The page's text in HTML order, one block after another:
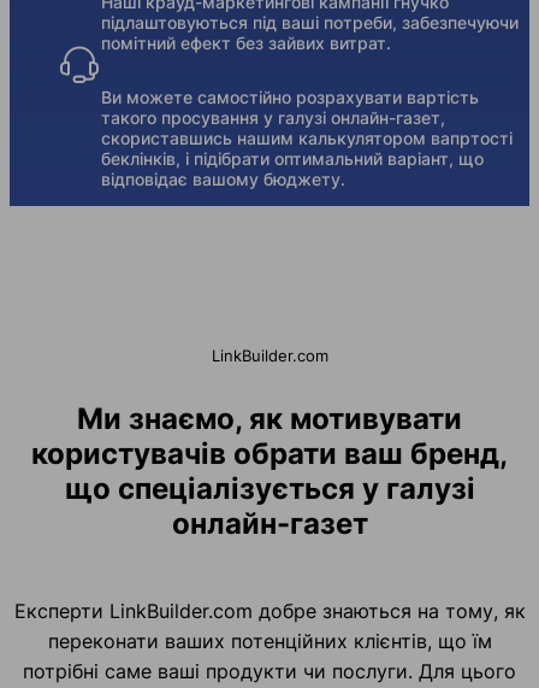
підлаштовуються під ваші потреби, забезпечуючи
помітний ефект без зайвих витрат.
Ви можете самостійно розрахувати вартість
такого просування у галузі онлайн-газет,
скориставшись нашим калькулятором вапртості
беклінків, і підібрати оптимальний варіант, що
відповідає вашому бюджету.
LinkBuilder.com
Ми знаємо, як мотивувати
користувачів обрати ваш бренд,
що спеціалізується у галузі
онлайн-газет
Експерти LinkBuilder.com добре знаються на тому, як
переконати ваших потенційних клієнтів, що їм
потрібні саме ваші продукти чи послуги. Для цього